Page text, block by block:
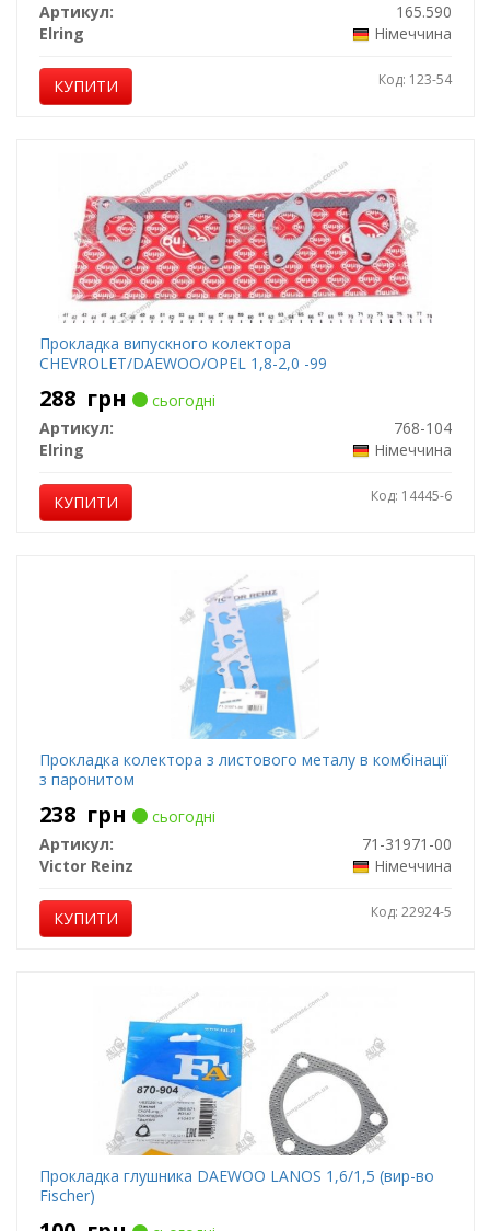
Артикул:
165.590
Elring
Німеччина
КУПИТИ Код: 123-54
Прокладка випускного колектора
CHEVROLET/DAEWOO/OPEL 1,8-2,0 -99
288 грн
сьогодні
Артикул:
768-104
Elring
Німеччина
КУПИТИ Код: 14445-6
Прокладка колектора з листового металу в комбінації
з паронитом
238 грн
сьогодні
Артикул:
71-31971-00
Victor Reinz
Німеччина
КУПИТИ Код: 22924-5
Прокладка глушника DAEWOO LANOS 1,6/1,5 (вир-во
Fischer)